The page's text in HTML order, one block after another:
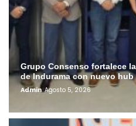
Grupo Consenso fortalece
de Indurama con nuevo hub
Admin Agosto 5, 2026